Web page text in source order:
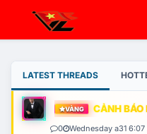
LATEST THREADS
VÀNG CẢNH BÁO
0 Wednesday a31 6:07